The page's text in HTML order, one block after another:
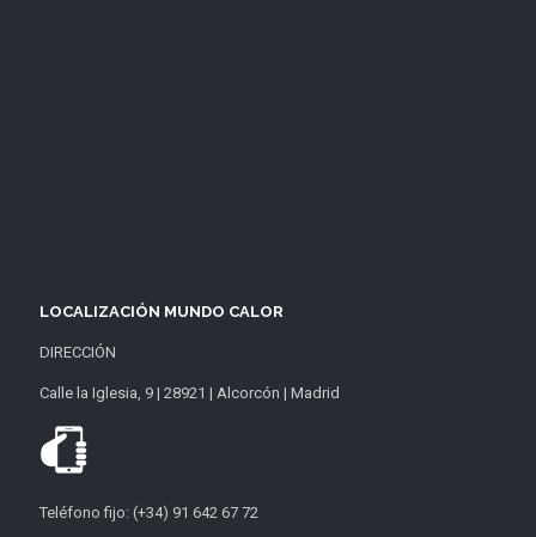
LOCALIZACIÓN MUNDO CALOR
DIRECCIÓN
Calle la Iglesia, 9 | 28921 | Alcorcón | Madrid
Teléfono fijo: (+34) 91 642 67 72